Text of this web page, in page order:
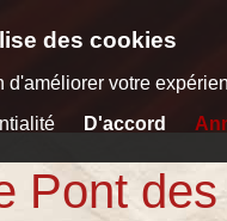
des cookies
votre
D'accord
Pont